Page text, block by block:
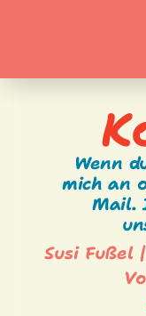
Wenn
mich an
Mail.
Susi